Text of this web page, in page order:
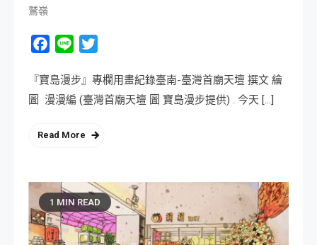
鷲嶺
Facebook
Line
『寶島漫步』專欄用畫紀錄臺南-臺灣首廟天壇 撰文 繪
圖 漫漫編 (臺灣首廟天壇 圖 寶島漫步提供) . 今天 […]
Read More
1 MIN READ